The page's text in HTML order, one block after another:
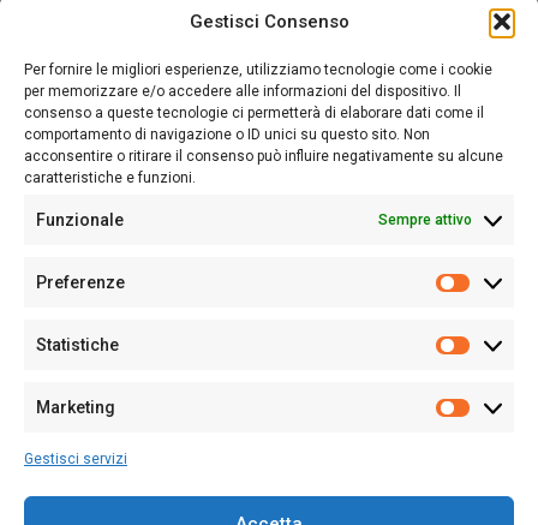
Gestisci Consenso
Per fornire le migliori esperienze, utilizziamo tecnologie come i cookie
per memorizzare e/o accedere alle informazioni del dispositivo. Il
consenso a queste tecnologie ci permetterà di elaborare dati come il
comportamento di navigazione o ID unici su questo sito. Non
acconsentire o ritirare il consenso può influire negativamente su alcune
caratteristiche e funzioni.
Funzionale Sempre attivo
Preferenze
Statistiche
Marketing
Gestisci servizi
Sardegna Ieri-Oggi-Domani nasce per informare “liberamente” i
lettori su quanto accade in Sardegna, con un occhio rivolto al
nostro passato e, soprattutto, al nostro futuro
Follow Us
Sede:Via Cristoforo Colombo 09013 Carbonia
Partita IVA02270380922
128/2020 del 10/02/2020
Per la Pubblicità: